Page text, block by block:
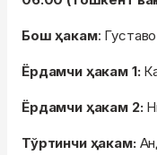
Бош ҳакам:
Ёрдамчи ҳакам 1:
Ёрдамчи ҳакам 2:
Тўртинчи ҳакам: